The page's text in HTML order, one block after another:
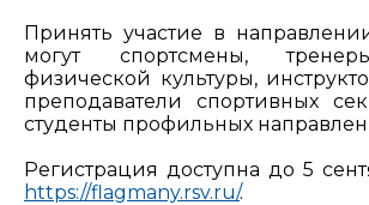
Принять участие в
могут спортсмены,
физической культуры,
преподаватели спортивных
студенты профильных
Регистрация доступна до 5
https://flagmany.rsv.ru/.